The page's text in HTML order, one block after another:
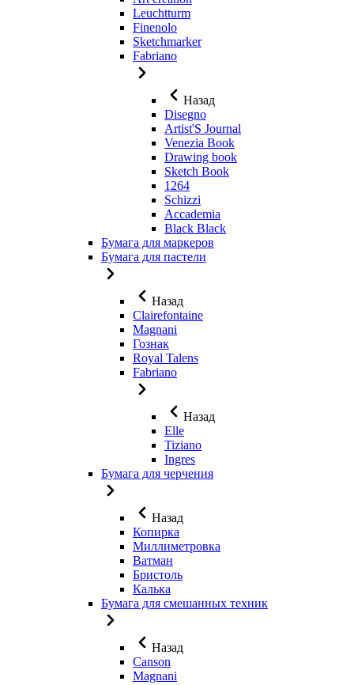
Leuchtturm
Finenolo
Sketchmarker
Fabriano
Назад
Disegno
Artist'S Journal
Venezia Book
Drawing book
Sketch Book
1264
Schizzi
Accademia
Black Black
Бумага для маркеров
Бумага для пастели
Назад
Clairefontaine
Magnani
Гознак
Royal Talens
Fabriano
Назад
Elle
Tiziano
Ingres
Бумага для черчения
Назад
Копирка
Миллиметровка
Ватман
Бристоль
Калька
Бумага для смешанных техник
Назад
Canson
Magnani